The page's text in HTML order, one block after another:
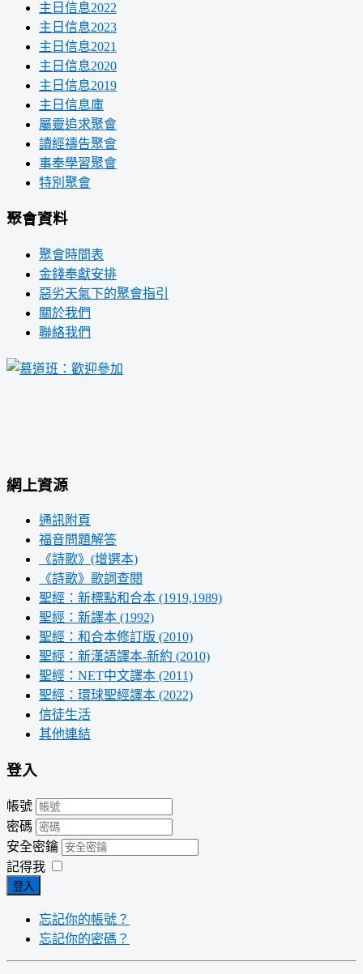
主日信息2022
主日信息2023
主日信息2021
主日信息2020
主日信息2019
主日信息庫
屬靈追求聚會
讀經禱告聚會
事奉學習聚會
特別聚會
聚會資料
聚會時間表
金錢奉獻安排
惡劣天氣下的聚會指引
關於我們
聯絡我們
網上資源
通訊附頁
福音問題解答
《詩歌》(增選本)
《詩歌》歌詞查閱
聖經：新標點和合本 (1919,1989)
聖經：新譯本 (1992)
聖經：和合本修訂版 (2010)
聖經：新漢語譯本-新約 (2010)
聖經：NET中文譯本 (2011)
聖經：環球聖經譯本 (2022)
信徒生活
其他連結
登入
帳號
密碼
安全密鑰
記得我
登入
忘記你的帳號？
忘記你的密碼？